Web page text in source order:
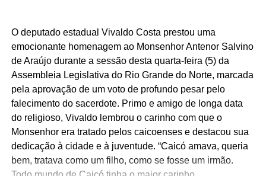
O deputado estadual Vivaldo Costa prestou uma
emocionante homenagem ao Monsenhor Antenor Salvino
de Araújo durante a sessão desta quarta-feira (5) da
Assembleia Legislativa do Rio Grande do Norte, marcada
pela aprovação de um voto de profundo pesar pelo
falecimento do sacerdote. Primo e amigo de longa data
do religioso, Vivaldo lembrou o carinho com que o
Monsenhor era tratado pelos caicoenses e destacou sua
dedicação à cidade e à juventude. “Caicó amava, queria
bem, tratava como um filho, como se fosse um irmão.